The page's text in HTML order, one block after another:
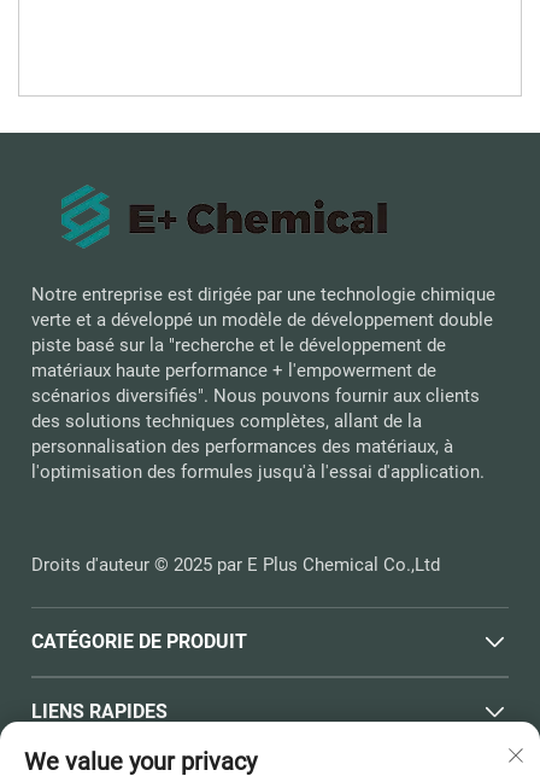
Notre entreprise est dirigée par une technologie chimique
verte et a développé un modèle de développement double
piste basé sur la "recherche et le développement de
matériaux haute performance + l'empowerment de
scénarios diversifiés". Nous pouvons fournir aux clients
des solutions techniques complètes, allant de la
personnalisation des performances des matériaux, à
l'optimisation des formules jusqu'à l'essai d'application.
Droits d'auteur © 2025 par E Plus Chemical Co.,Ltd
CATÉGORIE DE PRODUIT
LIENS RAPIDES
We value your privacy